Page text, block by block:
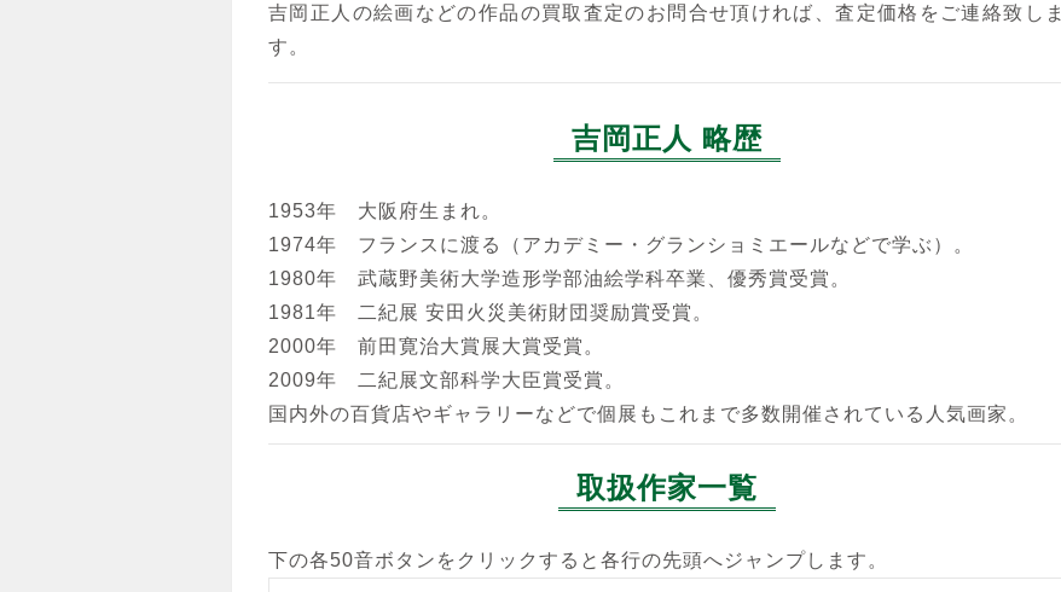
吉岡正人の絵画などの作品の買取査定のお問合せ頂ければ、査定価格をご連絡致しま
す。
吉岡正人 略歴
1953年 大阪府生まれ。
1974年 フランスに渡る（アカデミー・グランショミエールなどで学ぶ）。
1980年 武蔵野美術大学造形学部油絵学科卒業、優秀賞受賞。
1981年 二紀展 安田火災美術財団奨励賞受賞。
2000年 前田寛治大賞展大賞受賞。
2009年 二紀展文部科学大臣賞受賞。
国内外の百貨店やギャラリーなどで個展もこれまで多数開催されている人気画家。
取扱作家一覧
下の各50音ボタンをクリックすると各行の先頭へジャンプします。